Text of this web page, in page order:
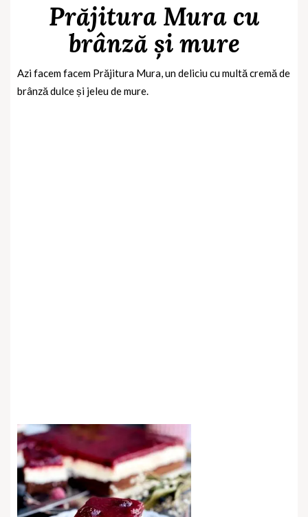
Prăjitura Mura cu
brânză și mure
Azi facem facem Prăjitura Mura, un deliciu cu multă cremă de
brânză dulce și jeleu de mure.